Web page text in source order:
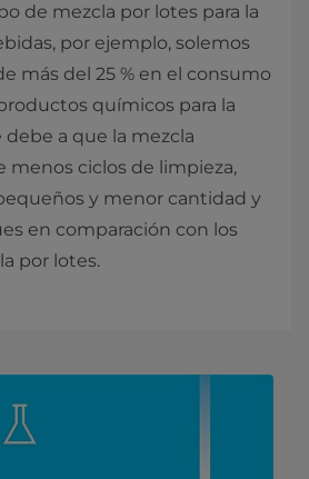
de mezcla por lotes para la
por ejemplo, solemos
más del 25 % en el consumo
químicos para la
debe a que la mezcla
menos ciclos de limpieza,
y menor cantidad y
en comparación con los
por lotes.